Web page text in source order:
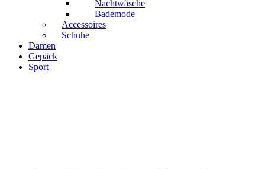
Nachtwäsche
Bademode
Accessoires
Schuhe
Damen
Gepäck
Sport